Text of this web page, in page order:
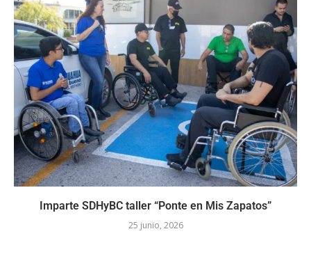
Imparte SDHyBC taller “Ponte en Mis Zapatos”
25 junio, 2026